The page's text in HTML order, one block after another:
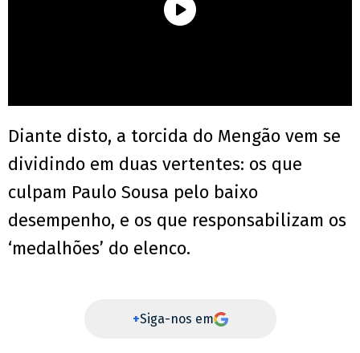
Diante disto, a torcida do Mengão vem se
dividindo em duas vertentes: os que
culpam Paulo Sousa pelo baixo
desempenho, e os que responsabilizam os
‘medalhões’ do elenco.
+Siga-nos em